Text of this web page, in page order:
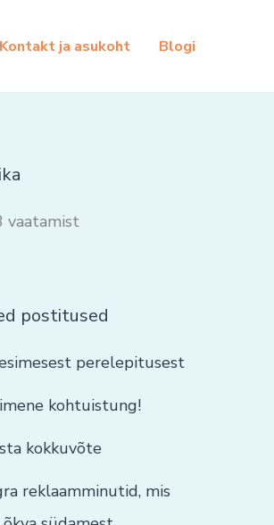
Kontakt ja asukoht Blogi
vaatamist
postitused
perelepitusest
kohtuistung!
kokkuvõte
reklaamminutid, mis